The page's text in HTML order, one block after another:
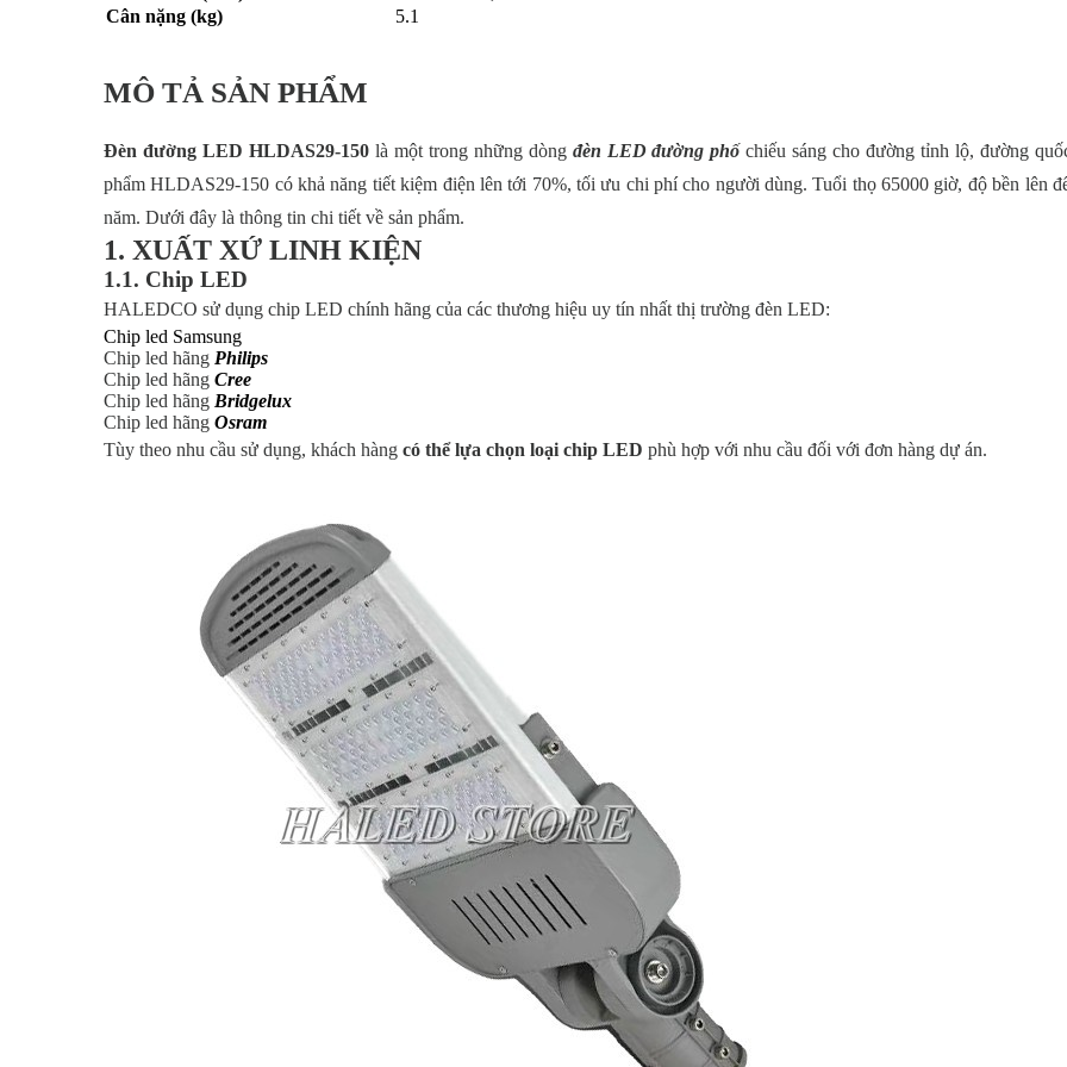
Cân nặng (kg)
5.1
MÔ TẢ SẢN PHẨM
Đèn đường LED HLDAS29-150 là một trong những dòng đèn LED đường phốchiếu sáng cho đường tỉnh lộ, đường
phẩm HLDAS29-150 có khả năng tiết kiệm điện lên tới 70%, tối ưu chi phí cho người dùng. Tuổi thọ 65000 giờ, độ bền lên
năm. Dưới đây là thông tin chi tiết về sản phẩm.
1. XUẤT XỨ LINH KIỆN
1.1. Chip LED
HALEDCO sử dụng chip LED chính hãng của các thương hiệu uy tín nhất thị trường đèn LED:
Chip led Samsung
Chip led hãng Philips
Chip led hãng Cree
Chip led hãng Bridgelux
Chip led hãng Osram
Tùy theo nhu cầu sử dụng, khách hàng có thể lựa chọn loại chip LED phù hợp với nhu cầu đối với đơn hàng dự án.